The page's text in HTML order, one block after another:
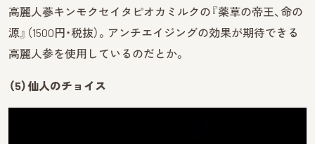
高麗人蔘キンモクセイタピオカミルクの『薬草の帝王、命の
源』（1500円・税抜）。アンチエイジングの効果が期待できる
高麗人参を使用しているのだとか。
（5）仙人のチョイス